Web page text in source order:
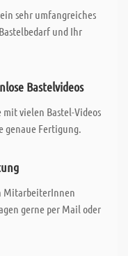
sehr umfangreiches
und Ihr
Bastelvideos
vielen Bastel-Videos
genaue Fertigung.
MitarbeiterInnen
gerne per Mail oder